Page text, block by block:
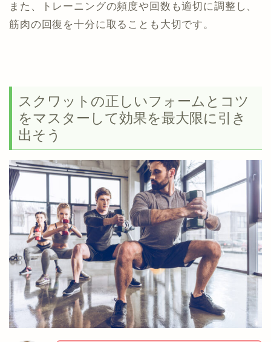
また、トレーニングの頻度や回数も適切に調整し、
筋肉の回復を十分に取ることも大切です。
スクワットの正しいフォームとコツ
をマスターして効果を最大限に引き
出そう